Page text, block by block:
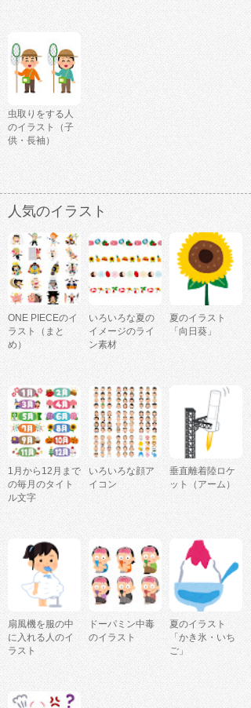
虫取りをする人
のイラスト（子
供・長袖）
人気のイラスト
ONE PIECEのイ
ラスト（まと
め）
いろいろな夏の
イメージのライ
ン素材
夏のイラスト
「向日葵」
1月から12月まで
の毎月のタイト
ル文字
いろいろな顔ア
イコン
垂直離着陸ロケ
ット（アーム）
扇風機を服の中
に入れる人のイ
ラスト
ドーパミン中毒
のイラスト
夏のイラスト
「かき氷・いち
ご」